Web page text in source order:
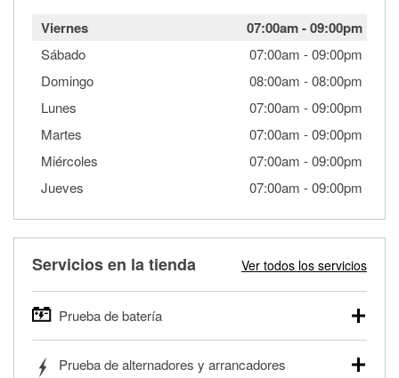
Viernes 07:00am-09:00pm
Sábado 07:00am -09:00pm
Domingo
08:00am -08:00pm
Lunes
07:00am -09:00pm
Martes
07:00am -09:00pm
Miércoles
07:00am -09:00pm
Jueves
07:00am -09:00pm
Servicios en la tienda Ver todos los servicios
Prueba de batería
autos, camionetas, SUVs, vehículos comerciales y
Prueba de alternadores y arrancadores